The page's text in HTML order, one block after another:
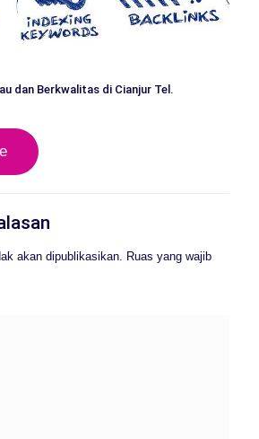
dan Berkwalitas di Cianjur Tel.
akan dipublikasikan. Ruas yang wajib